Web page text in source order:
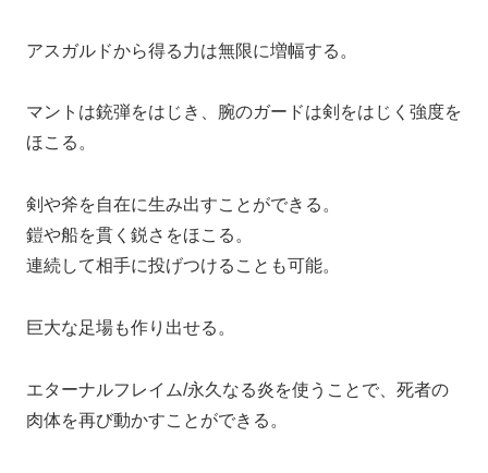
アスガルドから得る力は無限に増幅する。
マントは銃弾をはじき、腕のガードは剣をはじく強度を
ほこる。
剣や斧を自在に生み出すことができる。
鎧や船を貫く鋭さをほこる。
連続して相手に投げつけることも可能。
巨大な足場も作り出せる。
エターナルフレイム/永久なる炎を使うことで、死者の
肉体を再び動かすことができる。